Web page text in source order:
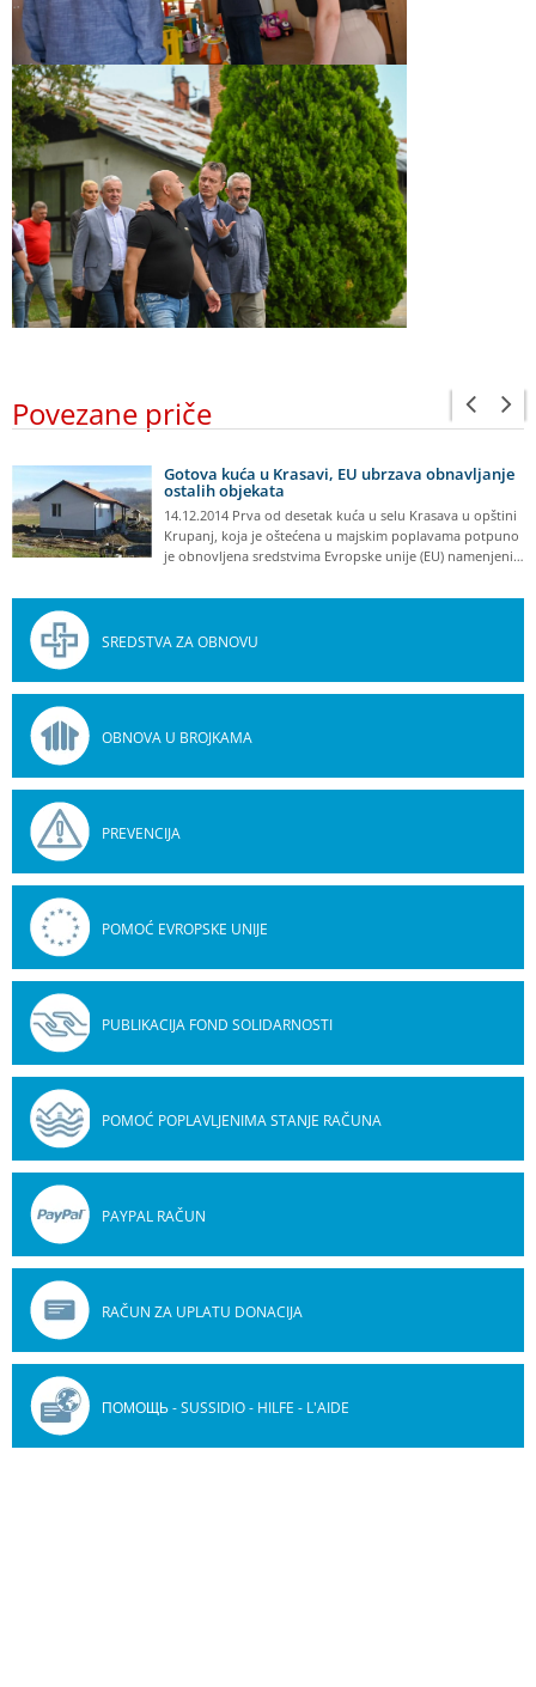
Povezane priče
Gotova kuća u Krasavi, EU ubrzava obnavljanje
ostalih objekata
14.12.2014 Prva od desetak kuća u selu Krasava u opštini
Krupanj, koja je oštećena u majskim poplavama potpuno
je obnovljena sredstvima Evropske unije (EU) namenjeni…
SREDSTVA ZA OBNOVU
OBNOVA U BROJKAMA
PREVENCIJA
POMOĆ EVROPSKE UNIJE
PUBLIKACIJA FOND SOLIDARNOSTI
POMOĆ POPLAVLJENIMA STANJE RAČUNA
PAYPAL RAČUN
RAČUN ZA UPLATU DONACIJA
ПОМОЩЬ - SUSSIDIO - HILFE - L'AIDE